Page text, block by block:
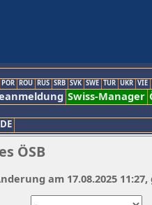
POR ROU RUS SRB SVK SWE TUR UKR VIE
Swiss-Manager
ÖSB
am 17.08.2025